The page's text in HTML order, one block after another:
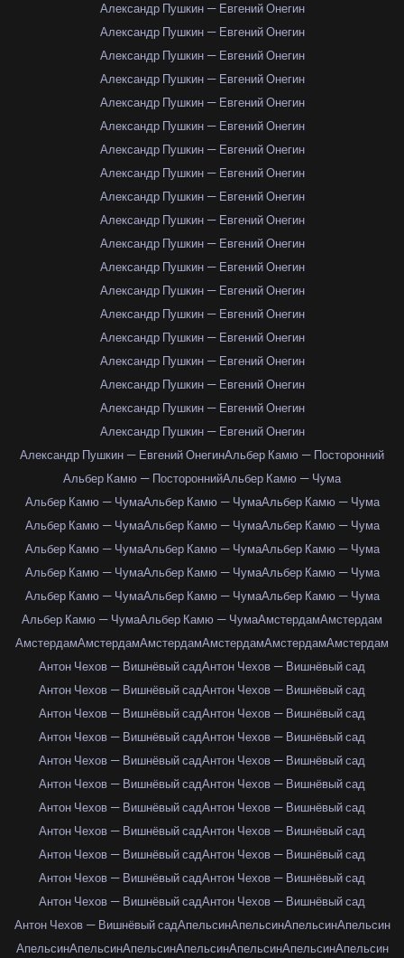
Александр Пушкин — Евгений Онегин
Александр Пушкин — Евгений Онегин
Александр Пушкин — Евгений Онегин
Александр Пушкин — Евгений Онегин
Александр Пушкин — Евгений Онегин
Александр Пушкин — Евгений Онегин
Александр Пушкин — Евгений Онегин
Александр Пушкин — Евгений Онегин
Александр Пушкин — Евгений Онегин
Александр Пушкин — Евгений Онегин
Александр Пушкин — Евгений Онегин
Александр Пушкин — Евгений Онегин
Александр Пушкин — Евгений Онегин
Александр Пушкин — Евгений Онегин
Александр Пушкин — Евгений Онегин
Александр Пушкин — Евгений Онегин
Александр Пушкин — Евгений Онегин
Александр Пушкин — Евгений Онегин
Александр Пушкин — Евгений Онегин
Александр Пушкин — Евгений ОнегинАльбер Камю — Посторонний
Альбер Камю — ПостороннийАльбер Камю — Чума
Альбер Камю — ЧумаАльбер Камю — ЧумаАльбер Камю — Чума
Альбер Камю — ЧумаАльбер Камю — ЧумаАльбер Камю — Чума
Альбер Камю — ЧумаАльбер Камю — ЧумаАльбер Камю — Чума
Альбер Камю — ЧумаАльбер Камю — ЧумаАльбер Камю — Чума
Альбер Камю — ЧумаАльбер Камю — ЧумаАльбер Камю — Чума
Альбер Камю — ЧумаАльбер Камю — ЧумаАмстердамАмстердам
АмстердамАмстердамАмстердамАмстердамАмстердамАмстердам
Антон Чехов — Вишнёвый садАнтон Чехов — Вишнёвый сад
Антон Чехов — Вишнёвый садАнтон Чехов — Вишнёвый сад
Антон Чехов — Вишнёвый садАнтон Чехов — Вишнёвый сад
Антон Чехов — Вишнёвый садАнтон Чехов — Вишнёвый сад
Антон Чехов — Вишнёвый садАнтон Чехов — Вишнёвый сад
Антон Чехов — Вишнёвый садАнтон Чехов — Вишнёвый сад
Антон Чехов — Вишнёвый садАнтон Чехов — Вишнёвый сад
Антон Чехов — Вишнёвый садАнтон Чехов — Вишнёвый сад
Антон Чехов — Вишнёвый садАнтон Чехов — Вишнёвый сад
Антон Чехов — Вишнёвый садАнтон Чехов — Вишнёвый сад
Антон Чехов — Вишнёвый садАнтон Чехов — Вишнёвый сад
Антон Чехов — Вишнёвый садАпельсинАпельсинАпельсинАпельсин
АпельсинАпельсинАпельсинАпельсинАпельсинАпельсинАпельсин